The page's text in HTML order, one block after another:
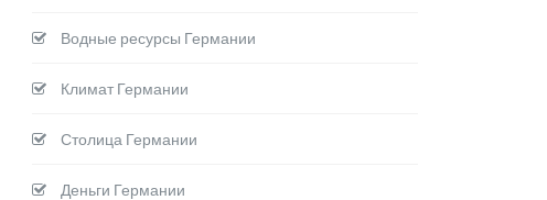
Водные ресурсы Германии
Климат Германии
Столица Германии
Деньги Германии